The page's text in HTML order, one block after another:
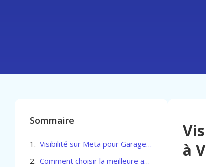
Sommaire
Visibilité sur Meta pour Garage Automobile à Verviers
Comment choisir la meilleure agence pour booster la Visibilité sur Meta pour Garage Automobile à Verviers
à